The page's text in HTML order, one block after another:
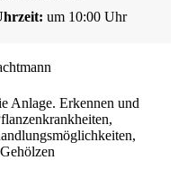
um 10:00 Uhr
Anlage. Erkennen und